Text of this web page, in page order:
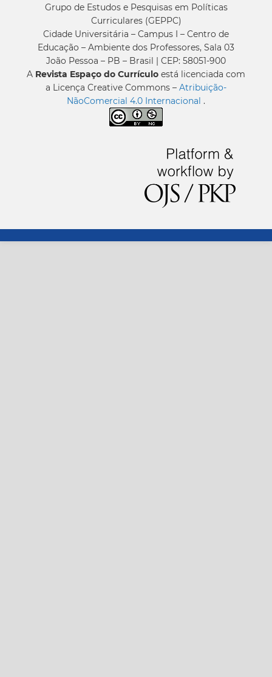
Grupo de Estudos e Pesquisas em Políticas
Curriculares (GEPPC)
Cidade Universitária – Campus I – Centro de
Educação – Ambiente dos Professores, Sala 03
João Pessoa – PB – Brasil | CEP: 58051-900
A Revista Espaço do Currículo está licenciada com
a Licença Creative Commons – Atribuição-
NãoComercial 4.0 Internacional .